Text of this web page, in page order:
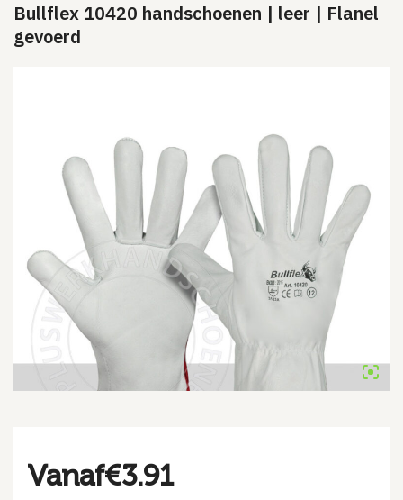
Bullflex 10420 handschoenen | leer | Flanel
gevoerd
Vanaf€3.91